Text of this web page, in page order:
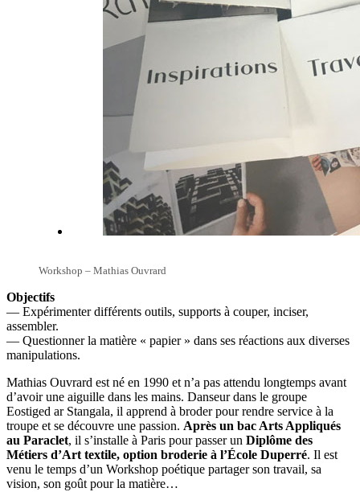
Workshop – Mathias Ouvrard
Objectifs
— Expérimenter différents outils, supports à couper, inciser,
assembler.
— Questionner la matière « papier » dans ses réactions aux diverses
manipulations.
Mathias Ouvrard est né en 1990 et n’a pas attendu longtemps avant
d’avoir une aiguille dans les mains. Danseur dans le groupe
Eostiged ar Stangala, il apprend à broder pour rendre service à la
troupe et se découvre une passion. Après un bac Arts Appliqués
au Paraclet, il s’installe à Paris pour passer un Diplôme des
Métiers d’Art textile, option broderie à l’École Duperré. Il est
venu le temps d’un Workshop poétique partager son travail, sa
vision, son goût pour la matière…